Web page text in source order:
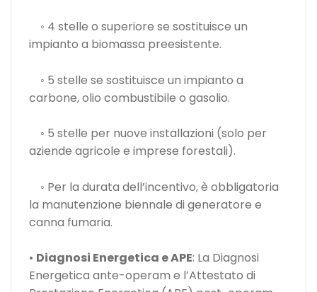
◦ 4 stelle o superiore se sostituisce un
impianto a biomassa preesistente.
◦ 5 stelle se sostituisce un impianto a
carbone, olio combustibile o gasolio.
◦ 5 stelle per nuove installazioni (solo per
aziende agricole e imprese forestali).
◦ Per la durata dell’incentivo, è obbligatoria
la manutenzione biennale di generatore e
canna fumaria.
• Diagnosi Energetica e APE: La Diagnosi
Energetica ante-operam e l’Attestato di